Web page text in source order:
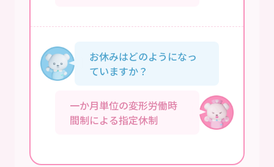
お休みはどのようになっ
ていますか？
一か月単位の変形労働時
間制による指定休制